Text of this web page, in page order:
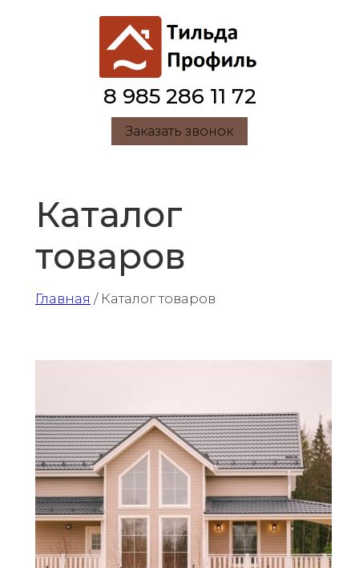
8 985 286 11 72
Заказать звонок
Каталог
товаров
Главная / Каталог товаров